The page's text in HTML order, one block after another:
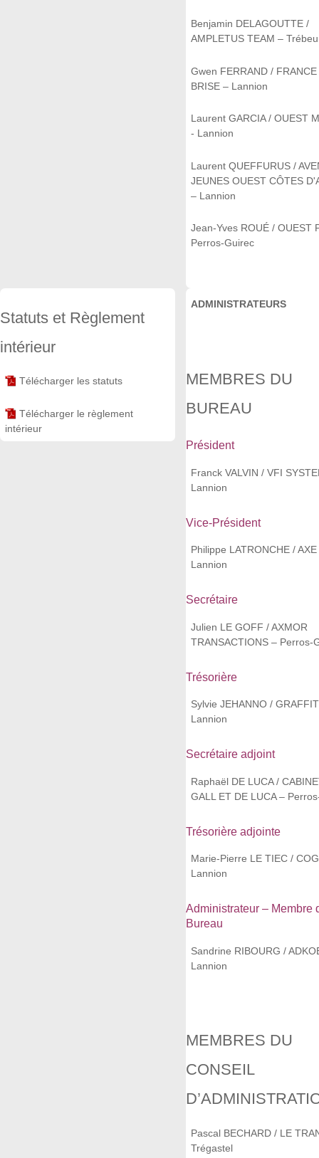
Benjamin DELAGOUTTE /
AMPLETUS TEAM –
Gwen FERRAND / FRANCE
BRISE – Lannion
Laurent GARCIA / OUEST
- Lannion
Laurent QUEFFURUS /
JEUNES OUEST CÔTES
– Lannion
Jean-Yves ROUÉ / OUEST
Perros-Guirec
Statuts et Règlement
intérieur
Télécharger les statuts
Télécharger le règlement
intérieur
ADMINISTRATEURS
MEMBRES DU
BUREAU
Président
Franck VALVIN / VFI
Lannion
Vice-Président
Philippe LATRONCHE /
Lannion
Secrétaire
Julien LE GOFF / AXMOR
TRANSACTIONS – Perros-
Trésorière
Sylvie JEHANNO /
Lannion
Secrétaire adjoint
Raphaël DE LUCA /
GALL ET DE LUCA –
Trésorière adjointe
Marie-Pierre LE TIEC /
Lannion
Administrateur – Membre
Bureau
Sandrine RIBOURG /
Lannion
MEMBRES DU
CONSEIL
Pascal BECHARD / LE
Trégastel